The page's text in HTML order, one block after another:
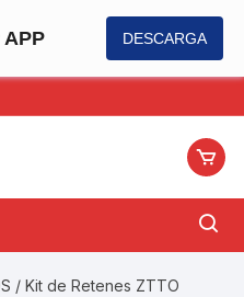
APP DESCARGA
/ Kit de Retenes ZTTO